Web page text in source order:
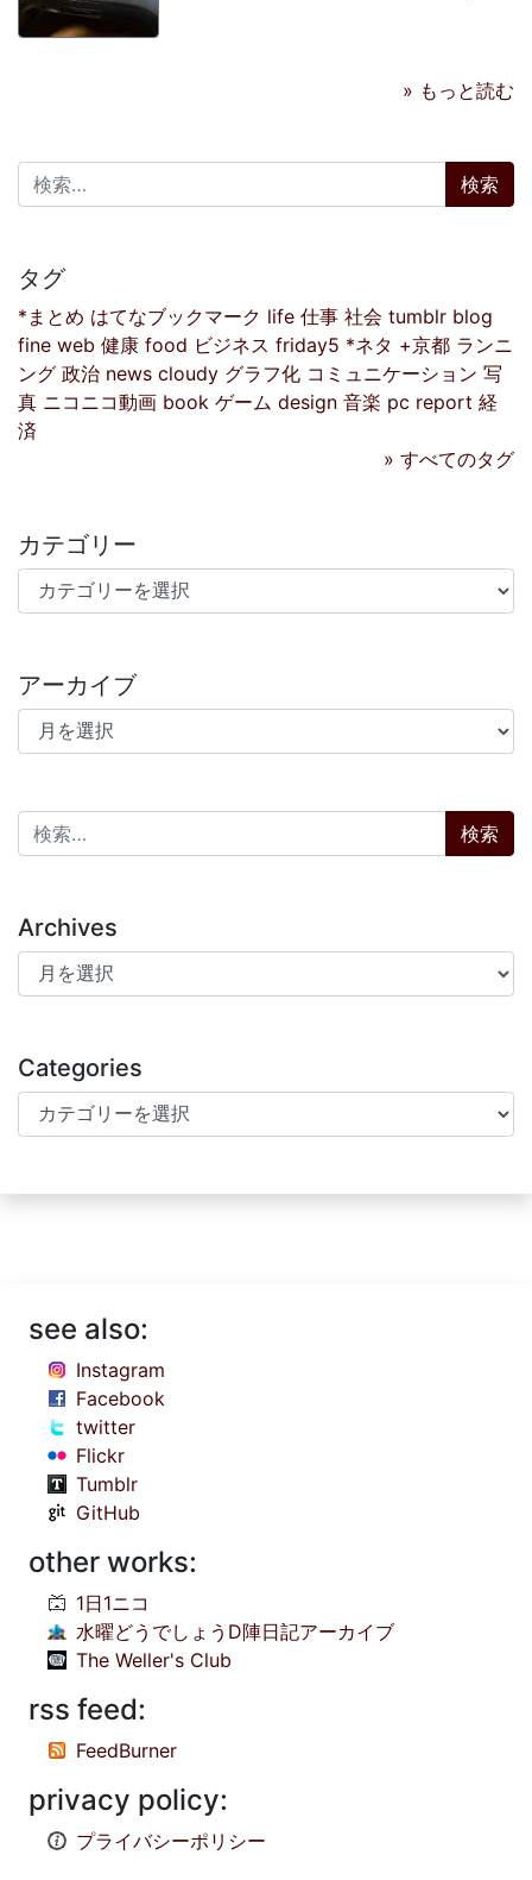
» もっと読む
検索:
タグ
*まとめ はてなブックマーク life 仕事 社会 tumblr blog
fine web 健康 food ビジネス friday5 *ネタ +京都 ランニ
ング 政治 news cloudy グラフ化 コミュニケーション 写
真 ニコニコ動画 book ゲーム design 音楽 pc report 経
済
» すべてのタグ
カテゴリー
カテゴリー
アーカイブ
アーカイブ
検索:
Archives
Archives
Categories
Categories
see also:
Instagram
Facebook
twitter
Flickr
Tumblr
GitHub
other works:
1日1ニコ
水曜どうでしょうD陣日記アーカイブ
The Weller's Club
rss feed:
FeedBurner
privacy policy:
プライバシーポリシー